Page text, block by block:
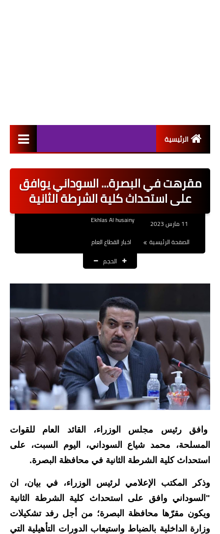
الرئيسية
اخبار القطاع العام
اخبار القطاع الخاص
العقود والاجور اليومية
القروض والسلف
المنح المالية
قطع الاراضي
اخبار العراق
الاخبار السياسية
الاخبار الامنية
الاخبار الاقتصادية
الاخبار الرياضية
المدارس
اخبار وقرارات وزارة التربية
مقرهت في البصرة... السوداني يوافق
على استحداث كلية الشرطة الثانية
Ekhlas Al husainy
الصفحة الرئيسية
اخبار القطاع العام
الحجم
وافق رئيس مجلس الوزراء، القائد العام للقوات
المسلحة، محمد شياع السوداني، اليوم السبت، على
استحداث كلية الشرطة الثانية في محافظة البصرة.
وذكر المكتب الإعلامي لرئيس الوزراء، في بيان، ان
"السوداني وافق على استحداث كلية الشرطة الثانية
ويكون مقرّها محافظة البصرة؛ من أجل رفد تشكيلات
وزارة الداخلية بالضباط واستيعاب الدورات التأهيلية التي